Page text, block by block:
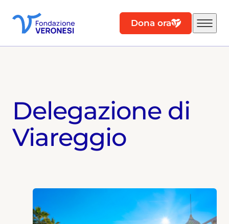
Dona ora
Delegazione di
Viareggio